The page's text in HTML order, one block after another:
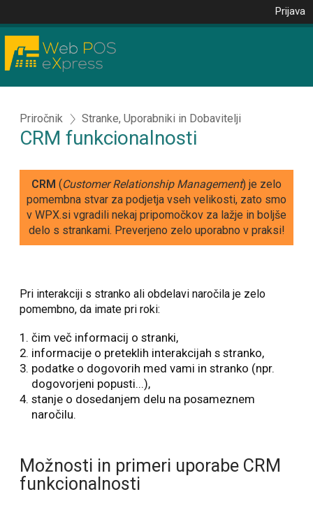
Prijava
Priročnik Stranke, Uporabniki in Dobavitelji
CRM funkcionalnosti
CRM (Customer Relationship Management) je zelo
pomembna stvar za podjetja vseh velikosti, zato smo
v WPX.si vgradili nekaj pripomočkov za lažje in boljše
delo s strankami. Preverjeno zelo uporabno v praksi!
Pri interakciji s stranko ali obdelavi naročila je zelo
pomembno, da imate pri roki:
čim več informacij o stranki,
informacije o preteklih interakcijah s stranko,
podatke o dogovorih med vami in stranko (npr.
dogovorjeni popusti...),
stanje o dosedanjem delu na posameznem
naročilu.
Možnosti in primeri uporabe CRM
funkcionalnosti